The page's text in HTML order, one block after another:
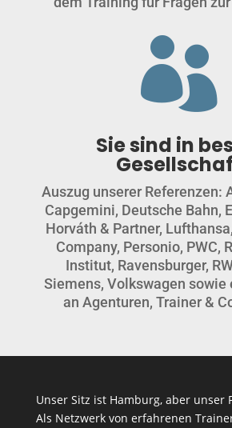

Sie sind in
Auszug unserer Referenzen:
Capgemini, Deutsche Bahn,
Horváth & Partner,
Company, Personio, PWC,
Institut, Ravensburger,
Siemens, Volkswagen sowie
an Agenturen, Trainer &
Unser Sitz ist Hamburg, aber unser
Als Netzwerk von erfahrenen